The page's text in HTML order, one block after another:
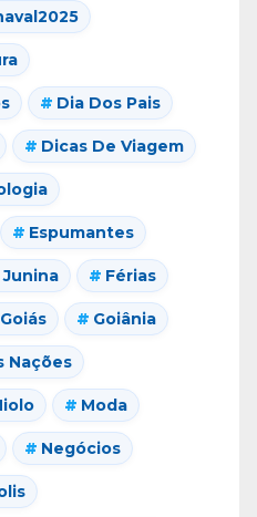
Dia Dos Pais
Dicas De Viagem
Espumantes
Férias
Goiás Goiânia
Nações
Moda
Negócios